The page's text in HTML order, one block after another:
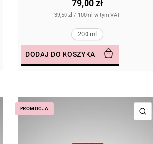
79,00 zł
39,50 zł / 100ml ·w tym VAT
200 ml
DODAJ DO KOSZYKA
SZYBKI PODGLĄD
PROMOCJA